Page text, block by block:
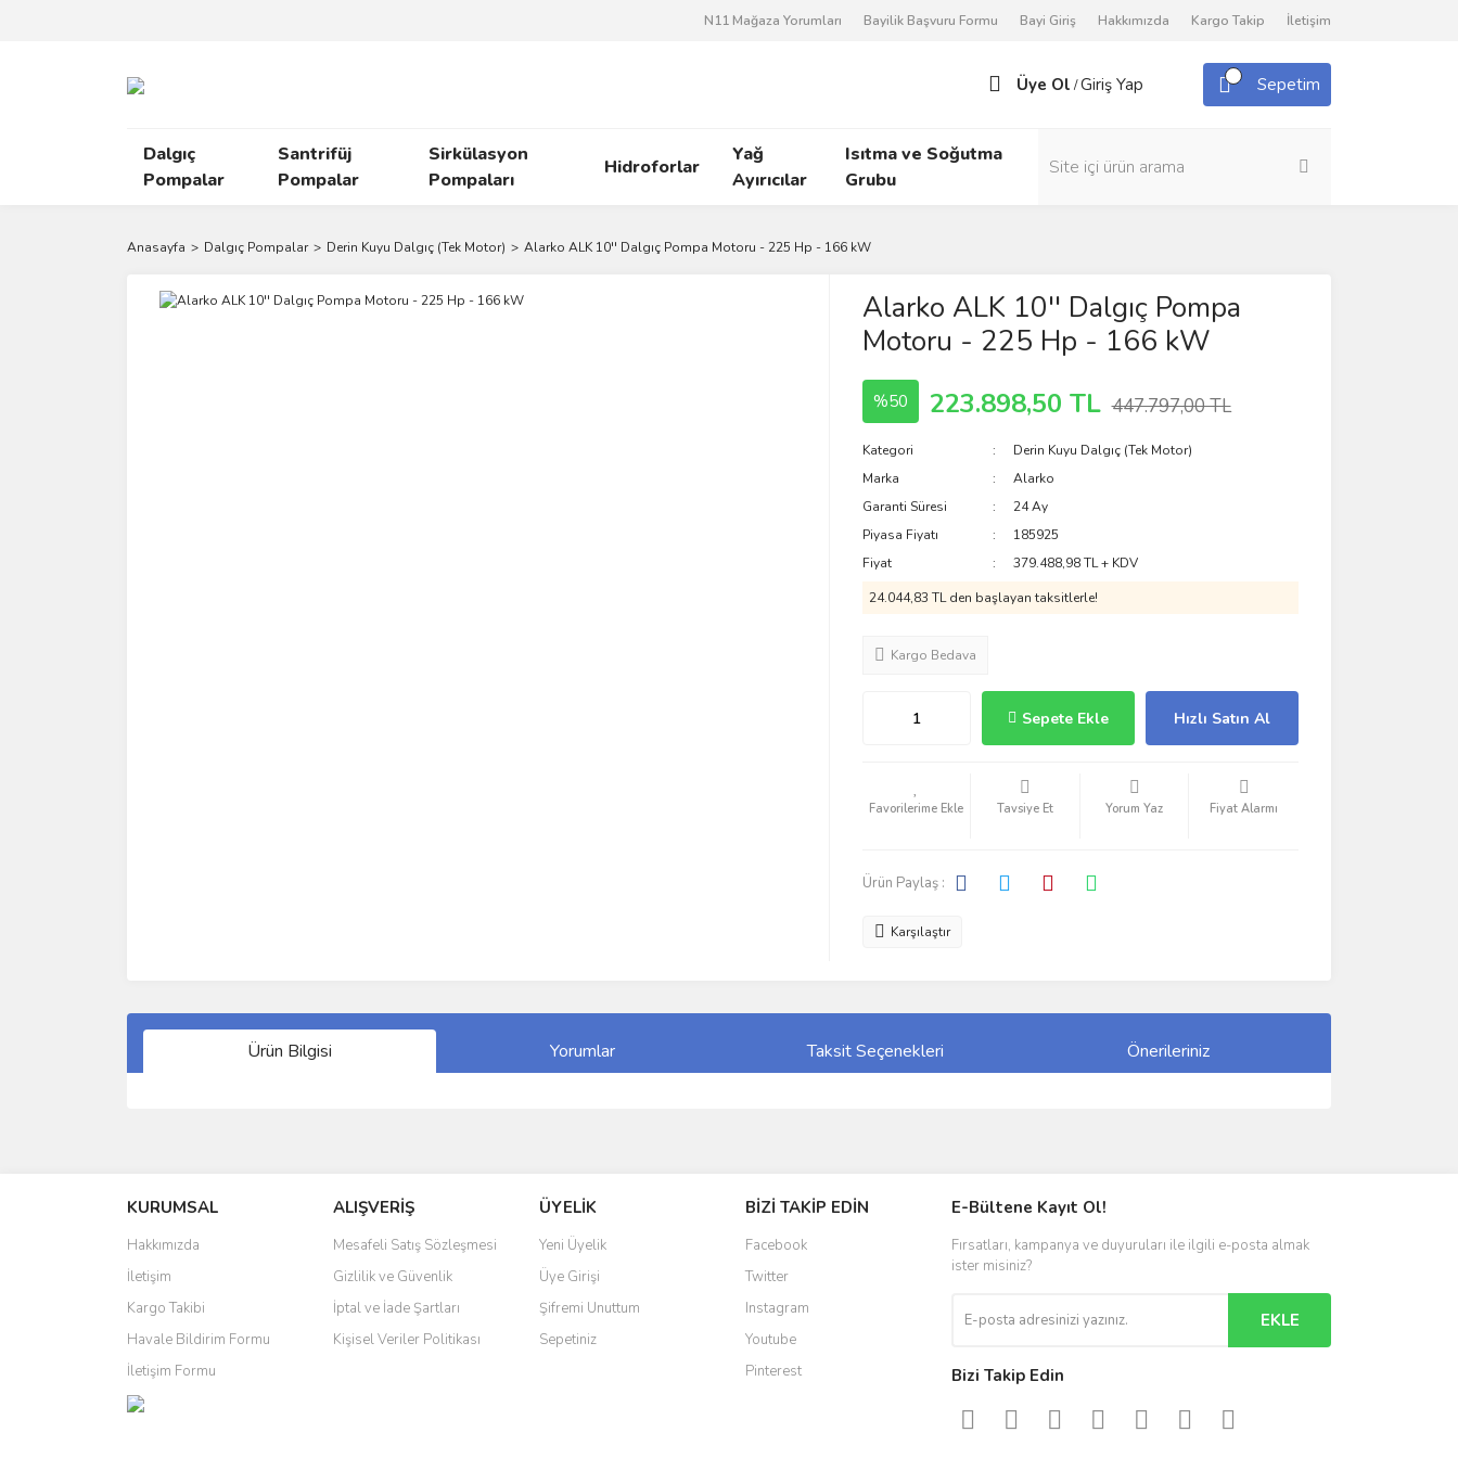
N11 Mağaza Yorumları Bayilik Başvuru Formu Bayi Giriş Hakkımızda Kargo Takip İletişim
Üye Ol /Giriş Yap Sepetim
Dalgıç
Pompalar
Santrifüj
Pompalar
Sirkülasyon
Pompaları
Hidroforlar
Yağ
Ayırıcılar
Isıtma ve Soğutma
Grubu
Anasayfa Dalgıç Pompalar Derin Kuyu Dalgıç (Tek Motor) Alarko ALK 10'' Dalgıç Pompa Motoru - 225 Hp - 166 kW
Alarko ALK 10'' Dalgıç Pompa
Motoru - 225 Hp - 166 kW
%50 223.898,50 TL 447.797,00 TL
Kategori
Derin Kuyu Dalgıç (Tek Motor)
Marka
Alarko
Garanti Süresi
24 Ay
Piyasa Fiyatı
185925
Fiyat
379.488,98 TL + KDV
24.044,83 TL den başlayan taksitlerle!
Kargo Bedava
Sepete Ekle Hızlı Satın Al
Tavsiye Et Yorum Yaz Fiyat Alarmı
Ürün Paylaş :
Karşılaştır
Ürün Bilgisi Yorumlar Taksit Seçenekleri Önerileriniz
Ürün resmi kalitesiz, bozuk veya görüntülenemiyor.
Ürün açıklamasında eksik bilgiler bulunuyor.
Ürün bilgilerinde hatalar bulunuyor.
Ürün fiyatı diğer sitelerden daha pahalı.
Bu ürüne benzer farklı alternatifler olmalı.
KURUMSAL
Hakkımızda
İletişim
Kargo Takibi
Havale Bildirim Formu
İletişim Formu
ALIŞVERİŞ
Mesafeli Satış Sözleşmesi
Gizlilik ve Güvenlik
İptal ve İade Şartları
Kişisel Veriler Politikası
ÜYELİK
Yeni Üyelik
Üye Girişi
Şifremi Unuttum
Sepetiniz
BİZİ TAKİP EDİN
Facebook
Twitter
Instagram
Youtube
Pinterest
E-Bültene Kayıt Ol!
Fırsatları, kampanya ve duyuruları ile ilgili e-posta almak
ister misiniz?
EKLE
Bizi Takip Edin